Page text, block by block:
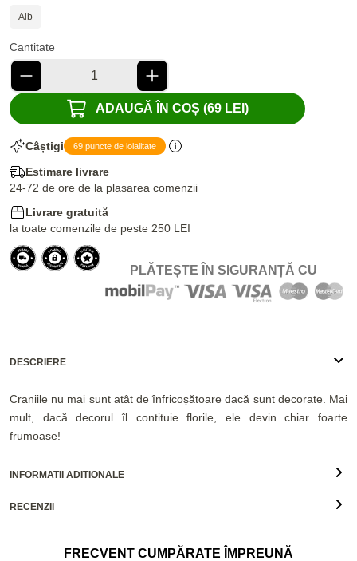
Alb
Cantitate
ADAUGĂ ÎN COȘ (69 LEI)
Câștigi 69 puncte de loialitate
Estimare livrare
24-72 de ore de la plasarea comenzii
Livrare gratuită
la toate comenzile de peste 250 LEI
PLĂTEȘTE ÎN SIGURANȚĂ CU
DESCRIERE
Craniile nu mai sunt atât de înfricoșătoare dacă sunt decorate. Mai
mult, dacă decorul îl contituie florile, ele devin chiar foarte
frumoase!
INFORMATII ADITIONALE
RECENZII
FRECVENT CUMPĂRATE ÎMPREUNĂ